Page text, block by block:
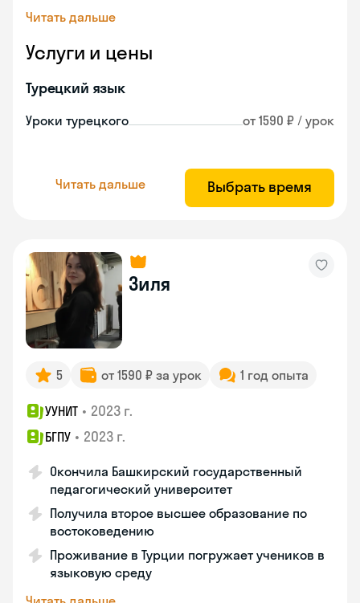
Читать дальше
Услуги и цены
Турецкий язык
Уроки турецкого от 1590 ₽ / урок
Читать дальше Выбрать время
Зиля
5 от 1590 ₽ за урок 1 год опыта
УУНИТ • 2023 г.
БГПУ • 2023 г.
Окончила Башкирский государственный
педагогический университет
Получила второе высшее образование по
востоковедению
Проживание в Турции погружает учеников в
языковую среду